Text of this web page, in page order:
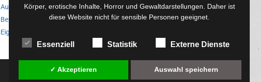
Ausschreibungen
Belegexemplare
Eigenbedarfsexemplare
Fotobearbeitung
MPS Fotografie
Körper, erotische Inhalte, Horror und Gewaltdarstellungen. Daher ist
diese Website nicht für sensible Personen geeignet.
Essenziell Statistik Externe Dienste
✓ Akzeptieren Auswahl speichern